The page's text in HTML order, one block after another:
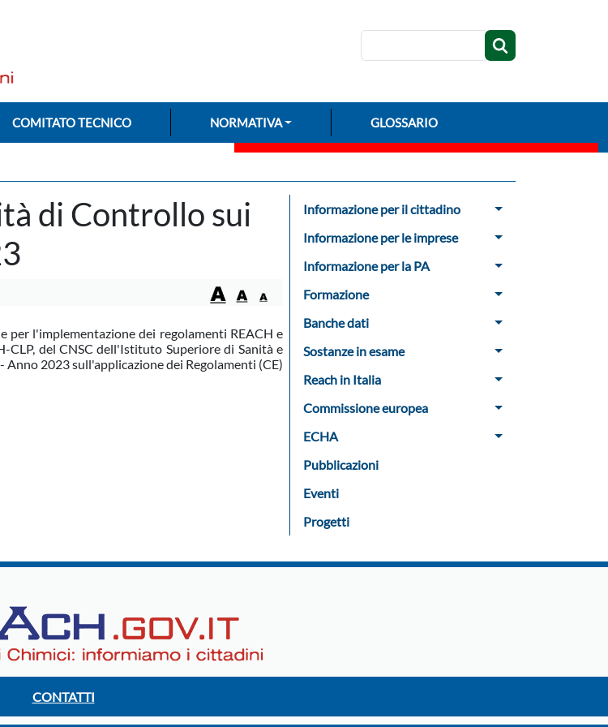
COMITATO TECNICO NORMATIVA GLOSSARIO
di Controllo sui
l'implementazione dei regolamenti REACH e
CLP, del CNSC dell'Istituto Superiore di Sanità e
2023 sull'applicazione dei Regolamenti (CE)
Menu Sidebar
Informazione per il cittadino
Informazione per le imprese
Informazione per la PA
Formazione
Banche dati
Sostanze in esame
Reach in Italia
Commissione europea
ECHA
Pubblicazioni
Eventi
Progetti
CONTATTI